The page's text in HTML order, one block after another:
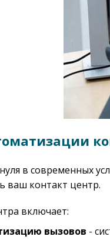
в современных
ваш контакт центр.
включает:
вызовов -